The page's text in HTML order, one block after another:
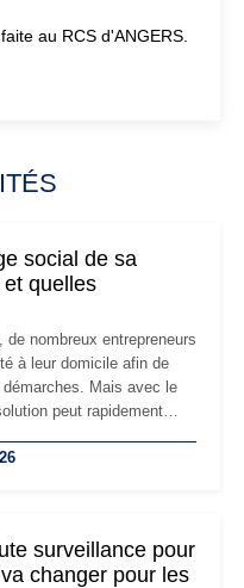
au RCS d'ANGERS.
social de sa
quelles
de nombreux entrepreneurs
à leur domicile afin de
Mais avec le
peut rapidement
de marque… Le
surveillance pour
changer pour les